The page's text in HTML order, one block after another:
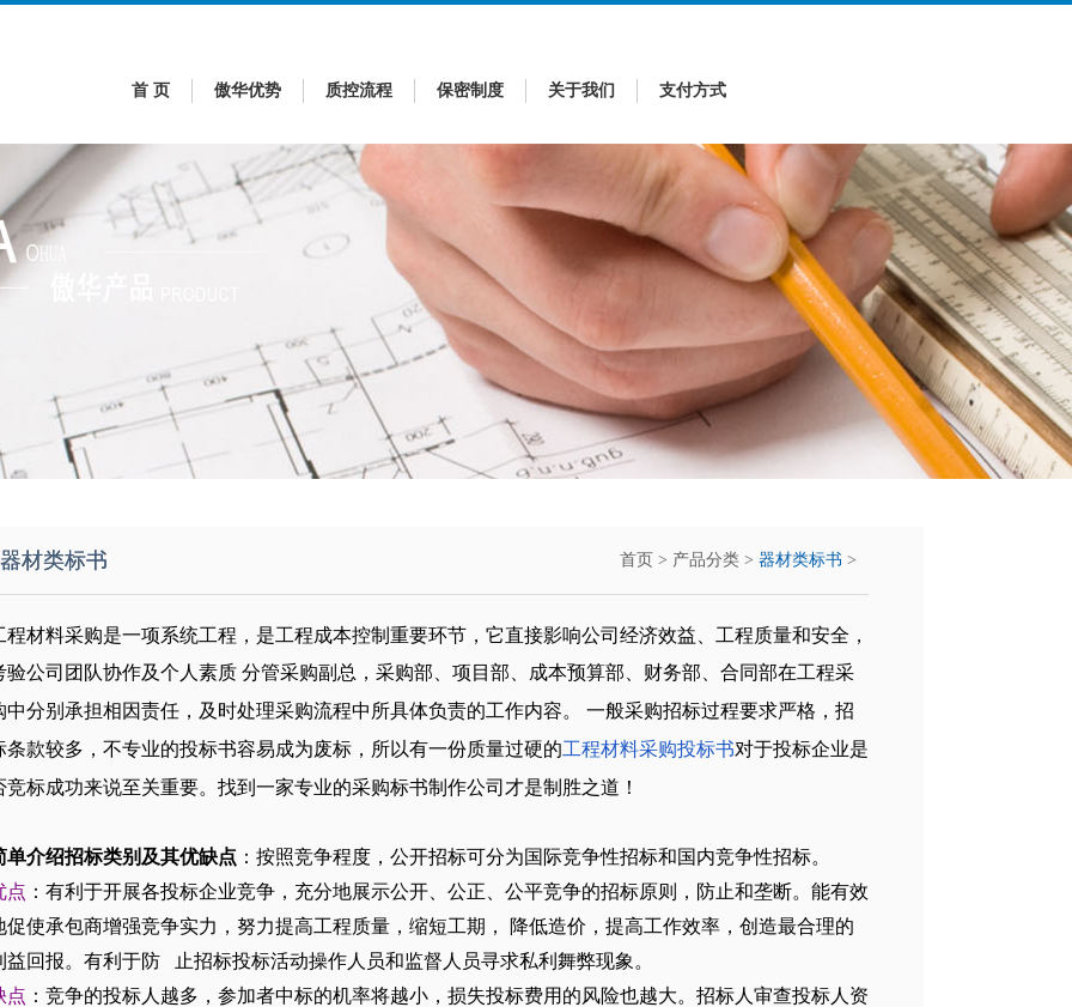
首 页 傲华优势 质控流程 保密制度 关于我们 支付方式
器材类标书 首页 > 产品分类 > 器材类标书 >
程材料采购是一项系统工程，是工程成本控制重要环节，它直接影响公司经济效益、工程质量和安全，
验公司团队协作及个人素质 分管采购副总，采购部、项目部、成本预算部、财务部、合同部在工程采
中分别承担相因责任，及时处理采购流程中所具体负责的工作内容。 一般采购招标过程要求严格，招
条款较多，不专业的投标书容易成为废标，所以有一份质量过硬的工程材料采购投标书对于投标企业是
竞标成功来说至关重要。找到一家专业的采购标书制作公司 才是制胜之道！
单介绍招标类别及其优缺点 ：按照竞争程度，公开招标可分为国际竞争性招标和国内竞争性招标。
点 ：有利于开展各投标企业竞争，充分地展示公开、公正、公平竞争的招标原则，防止和垄断。能有效
促使承包商增强竞争实力，努力提高工程质量，缩短工期， 降低造价，提高工作效率，创造最合理的
益回报。有利于防 止招标投标活动操作人员和监督人员寻求私利舞弊现象。
点 ：竞争的投标人越多，参加者中标的机率将越小，损失投标费用的风险也越大。招标人审查投标人资